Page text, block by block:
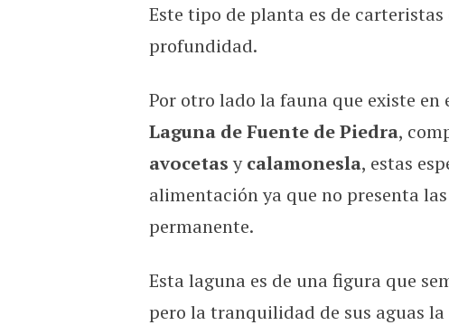
Este tipo de planta es de
profundidad.
Por otro lado la fauna que existe
Laguna de Fuente de Piedra,
avocetasycalamonesla, estas
alimentación ya que no presenta
permanente.
Esta laguna es de una figura que
pero la tranquilidad de sus aguas